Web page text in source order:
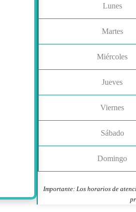
Lunes
Martes
Miércoles
Jueves
Viernes
Sábado
Domingo
Importante: Los horarios de